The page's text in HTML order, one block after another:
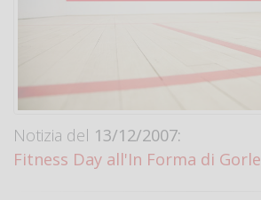
Notizia del 13/12/2007:
Fitness Day all'In Forma di Gorle